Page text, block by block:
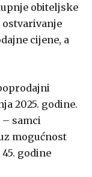
obiteljske
ostvarivanje
cijene, a
2025. godine.
– samci
mogućnost
godine